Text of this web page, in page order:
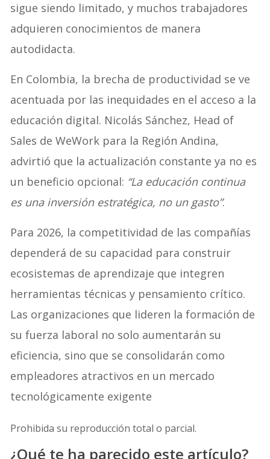
sigue siendo limitado, y muchos trabajadores
adquieren conocimientos de manera
autodidacta.
En Colombia, la brecha de productividad se ve
acentuada por las inequidades en el acceso a la
educación digital. Nicolás Sánchez, Head of
Sales de WeWork para la Región Andina,
advirtió que la actualización constante ya no es
un beneficio opcional: “La educación continua
es una inversión estratégica, no un gasto”.
Para 2026, la competitividad de las compañías
dependerá de su capacidad para construir
ecosistemas de aprendizaje que integren
herramientas técnicas y pensamiento crítico.
Las organizaciones que lideren la formación de
su fuerza laboral no solo aumentarán su
eficiencia, sino que se consolidarán como
empleadores atractivos en un mercado
tecnológicamente exigente
Prohibida su reproducción total o parcial.
¿Qué te ha parecido este artículo?